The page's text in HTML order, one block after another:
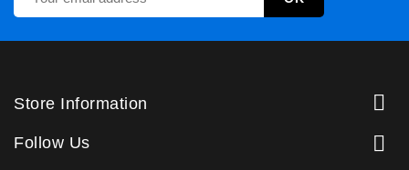
Store Information 
Follow Us 